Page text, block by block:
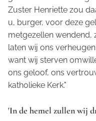
Zuster Henriette zou
u, burger, voor deze
metgezellen wendend,
laten wij ons
want wij sterven
ons geloof, ons
katholieke Kerk."
'In de hemel zullen wij